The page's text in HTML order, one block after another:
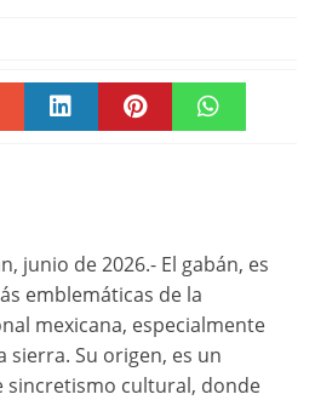
junio de 2026.- El gabán, es
emblemáticas de la
mexicana, especialmente
sierra. Su origen, es un
sincretismo cultural, donde